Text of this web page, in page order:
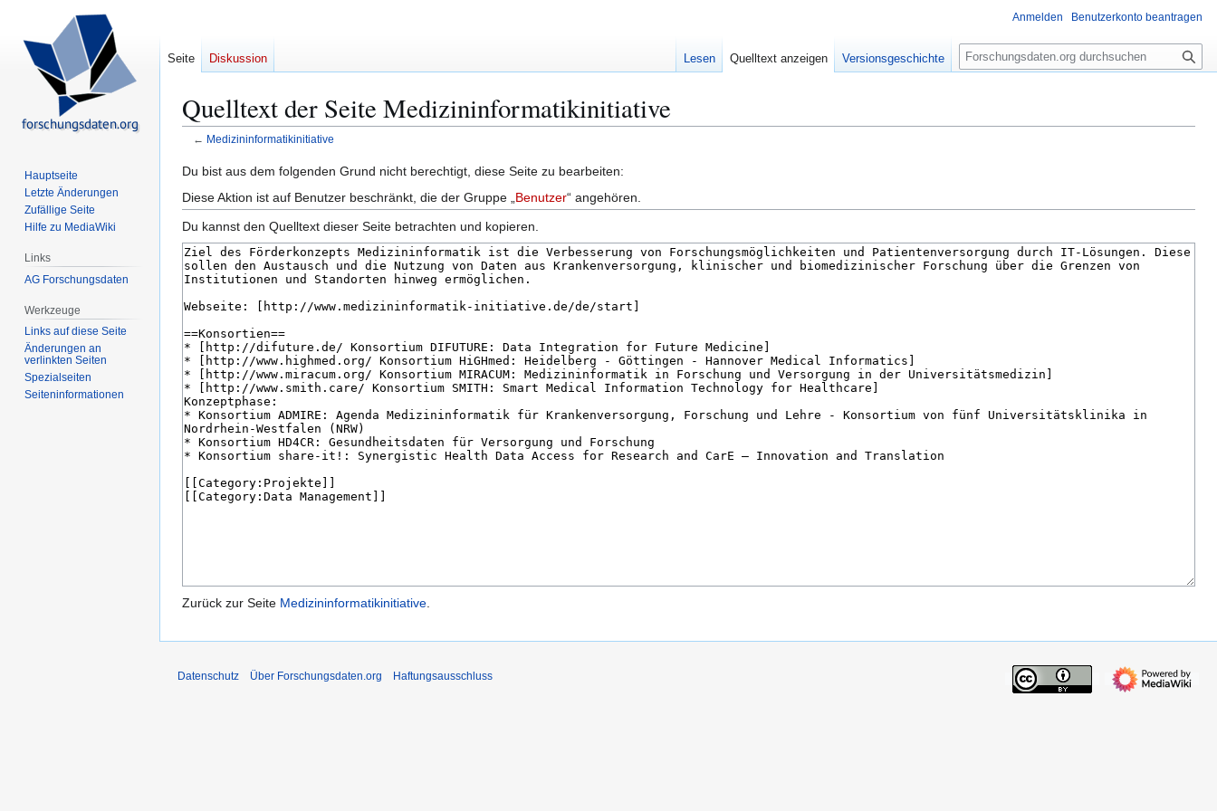
Quelltext der Seite Medizininformatikinitiative
← Medizininformatikinitiative
Zur
Navigation
springen
Zur
Suche
springen
Du bist aus dem folgenden Grund nicht berechtigt, diese Seite zu bearbeiten:
Diese Aktion ist auf Benutzer beschränkt, die der Gruppe „ Benutzer“ angehören.
Du kannst den Quelltext dieser Seite betrachten und kopieren.
Zurück zur Seite Medizininformatikinitiative
Anmelden Benutzerkonto beantragen
Seite Diskussion Lesen Quelltext anzeigen Versionsgeschichte
S
u
e
Hauptseite
Letzte Änderungen
Zufällige Seite
Hilfe zu MediaWiki
Links
AG Forschungsdaten
Werkzeuge
Links auf diese Seite
Änderungen an
verlinkten Seiten
Spezialseiten
Seiten­­informationen
Datenschutz Über Forschungsdaten.org Haftungsausschluss